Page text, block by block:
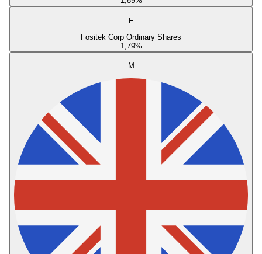
F
Fositek Corp Ordinary Shares
1,79%
M